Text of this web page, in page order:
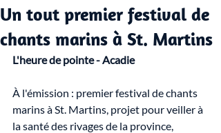
Un tout premier festival de
chants marins à St. Martins
L'heure de pointe - Acadie
À l'émission : premier festival de chants
marins à St. Martins, projet pour veiller à
la santé des rivages de la province,